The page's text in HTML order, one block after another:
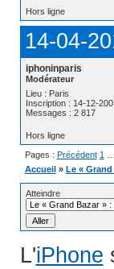
Hors ligne
14-04-
iphoninparis
Modérateur
Lieu : Paris
Inscription : 14-12-
Messages : 2 817
Hors ligne
Pages : Précédent 1
Accueil » Le «
Atteindre
L'iPhone